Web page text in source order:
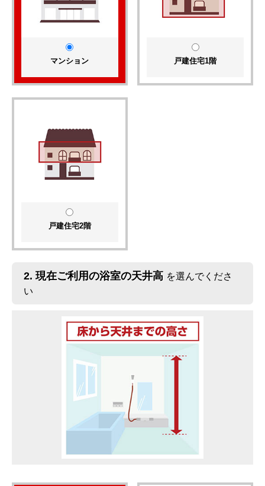
マンション 戸建住宅1階
戸建住宅2階
2. 現在ご利用の浴室の天井高 を選んでくださ
い